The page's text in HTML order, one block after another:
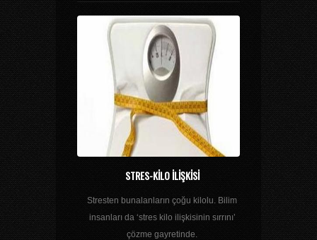
STRES-KILO ILIŞKISI
Stresten bunalanların çoğu kilolu. Bilim
insanları da ‘stres kilo ilişkisinin sırrını’
çözme gayretinde.